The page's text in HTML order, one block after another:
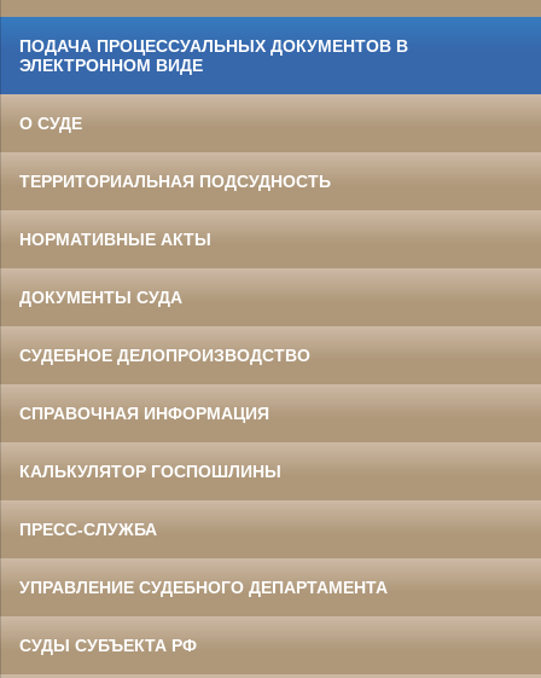
ПОДАЧА ПРОЦЕССУАЛЬНЫХ ДОКУМЕНТОВ В
ЭЛЕКТРОННОМ ВИДЕ
О СУДЕ
ТЕРРИТОРИАЛЬНАЯ ПОДСУДНОСТЬ
НОРМАТИВНЫЕ АКТЫ
ДОКУМЕНТЫ СУДА
СУДЕБНОЕ ДЕЛОПРОИЗВОДСТВО
СПРАВОЧНАЯ ИНФОРМАЦИЯ
КАЛЬКУЛЯТОР ГОСПОШЛИНЫ
ПРЕСС-СЛУЖБА
УПРАВЛЕНИЕ СУДЕБНОГО ДЕПАРТАМЕНТА
СУДЫ СУБЪЕКТА РФ